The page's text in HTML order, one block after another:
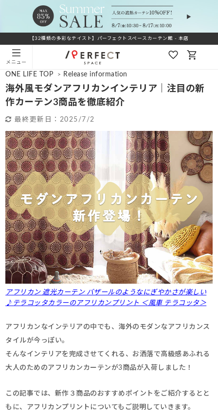
【32種類の多彩なテイスト】パーフェクトスペースカーテン館 - 本店
メニュー
ONE LIFE TOP > Release information
海外風モダンアフリカンインテリア｜注目の新
作カーテン3商品を徹底紹介
最終更新日： 2025/7/2
アフリカン 遮光カーテン バザールのようなにぎやかさが楽しい
♪テラコッタカラーのアフリカンプリント ＜風車 テラコッタ＞
アフリカンなインテリアの中でも、海外のモダンなアフリカンス
タイルが今っぽい。
そんなインテリアを完成させてくれる、お洒落で高級感あふれる
大人のためのアフリカンカーテンが3商品が入荷しました！
この記事では、新作３商品のおすすめポイントをご紹介するとと
もに、アフリカンプリントについてもご説明していきます。